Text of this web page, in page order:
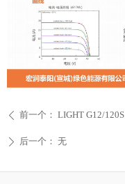
ꄴ 前一个： LIGHT G12/120S
ꄲ 后一个： 无